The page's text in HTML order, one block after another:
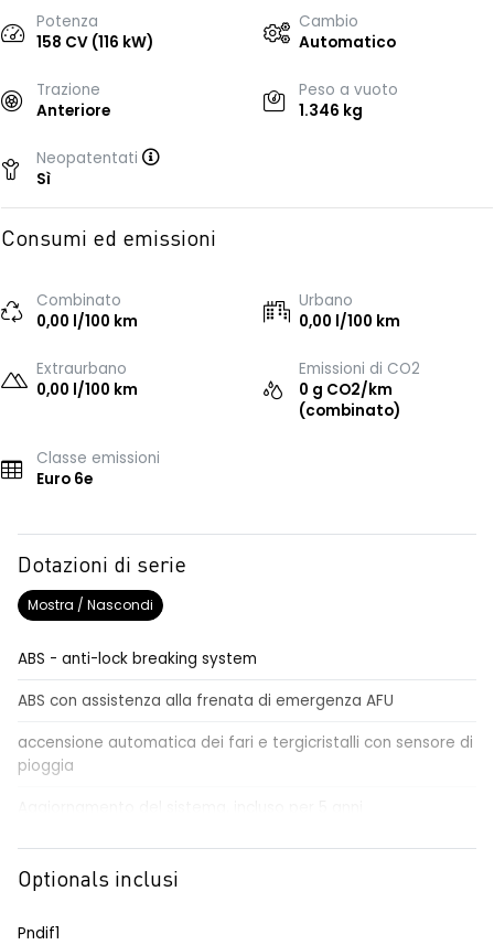
Potenza
158 CV (116 kW)
Cambio
Automatico
Trazione
Anteriore
Peso a vuoto
1.346 kg
Neopatentati
Sì
Consumi ed emissioni
Combinato
0,00 l/100 km
Urbano
0,00 l/100 km
Extraurbano
0,00 l/100 km
Emissioni di CO2
0 g CO2/km
(combinato)
Classe emissioni
Euro 6e
Dotazioni di serie
Mostra / Nascondi
ABS - anti-lock breaking system
ABS con assistenza alla frenata di emergenza AFU
accensione automatica dei fari e tergicristalli con sensore di
pioggia
airbag centrale, airbag laterali e a tendina anteriori e
posteriori
Optionals inclusi
Pndif1